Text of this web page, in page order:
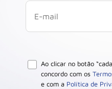
Ao clicar no botão
concordo com os
e com a Política de